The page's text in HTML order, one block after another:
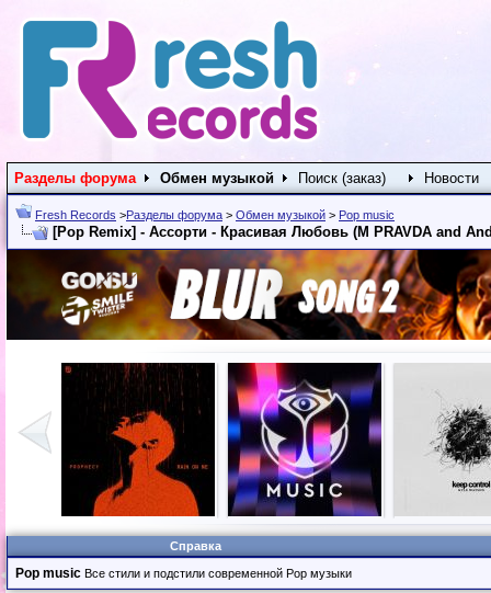
Разделы форума Обмен музыкой Поиск (заказ) Новости
Fresh Records >Разделы форума > Обмен музыкой > Pop music
[Pop Remix] - Ассорти - Красивая Любовь (M PRAVDA and
Справка
Pop music Все стили и подстили современной Pop музыки